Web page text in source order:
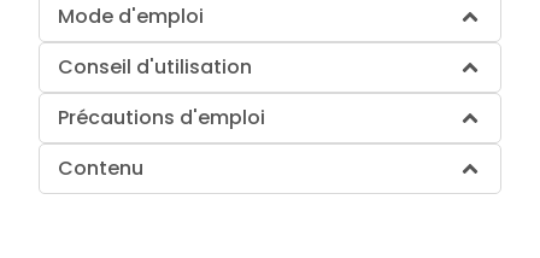
Mode d'emploi
Conseil d'utilisation
Précautions d'emploi
Contenu